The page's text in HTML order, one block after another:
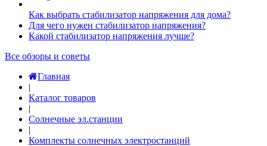
Как выбрать стабилизатор напряжения для дома?
Для чего нужен стабилизатор напряжения?
Какой стабилизатор напряжения лучше?
Все обзоры и советы
Главная
|
Каталог товаров
|
Солнечные эл.станции
|
Комплекты солнечных электростанций